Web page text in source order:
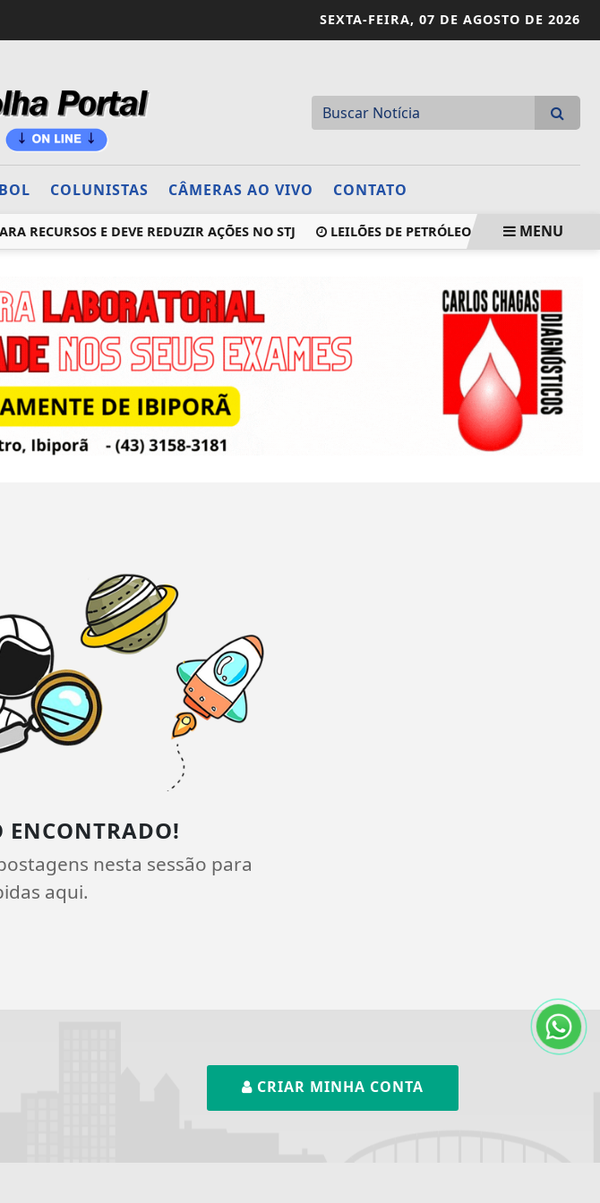
SEXTA-FEIRA, 07 DE AGOSTO DE 2026
COLUNISTAS CÂMERAS AO VIVO CONTATO
RECURSOS E DEVE REDUZIR AÇÕES NO STJ LEILÕES DE PETRÓLEO EM OUTUBRO
MENU
ENCONTRADO!
nesta sessão para
aqui.
CRIAR MINHA CONTA